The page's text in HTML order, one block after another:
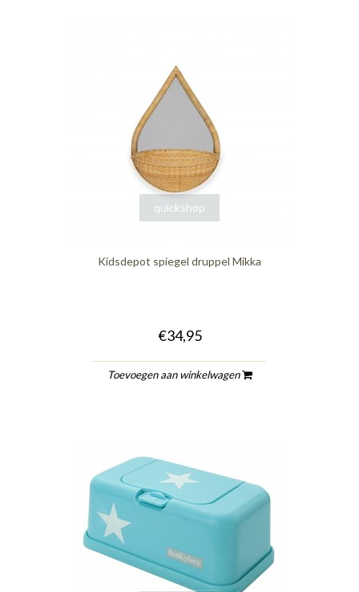
quickshop
Kidsdepot spiegel druppel Mikka
€34,95
Toevoegen aan winkelwagen